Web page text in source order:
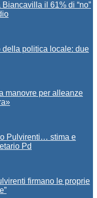
il 61% di “no”
della politica locale: due
manovre per alleanze
Pulvirenti… stima e
Pd
firmano le proprie